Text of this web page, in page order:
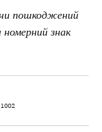
пошкоджений
знак
1002